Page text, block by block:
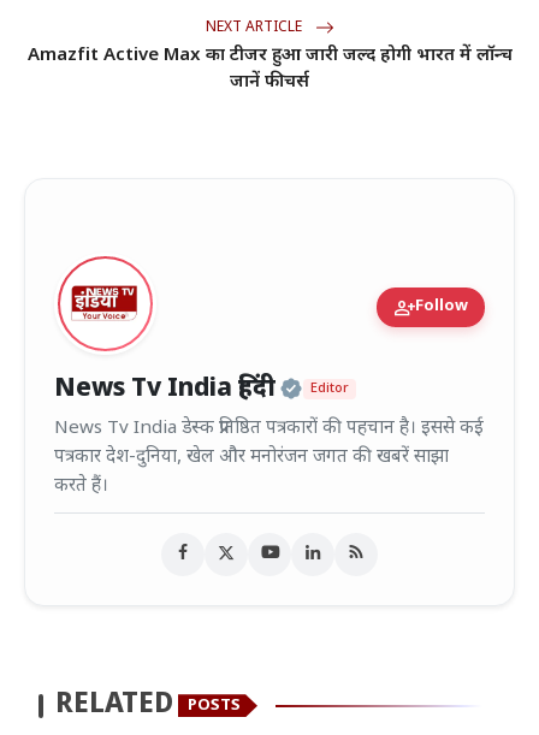
NEXT ARTICLE
Amazfit Active Max का टीजर हुआ जारी जल्द होगी भारत में लॉन्च
जानें फीचर्स
person_addFollow
News Tv India हिंदी Official | Verified
Editor
News Tv India डेस्क प्रतिष्ठित पत्रकारों की पहचान है। इससे कई
पत्रकार देश-दुनिया, खेल और मनोरंजन जगत की खबरें साझा
करते हैं।
RELATED POSTS